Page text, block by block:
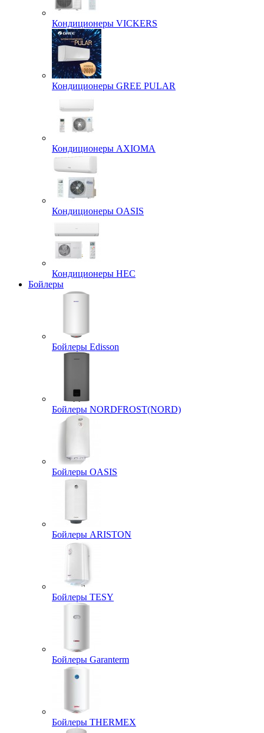
Кондиционеры VICKERS
Кондиционеры GREE PULAR
Кондиционеры AXIOMA
Кондиционеры OASIS
Кондиционеры HEC
Бойлеры
Бойлеры Edisson
Бойлеры NORDFROST(NORD)
Бойлеры OASIS
Бойлеры ARISTON
Бойлеры TESY
Бойлеры Garanterm
Бойлеры THERMEX